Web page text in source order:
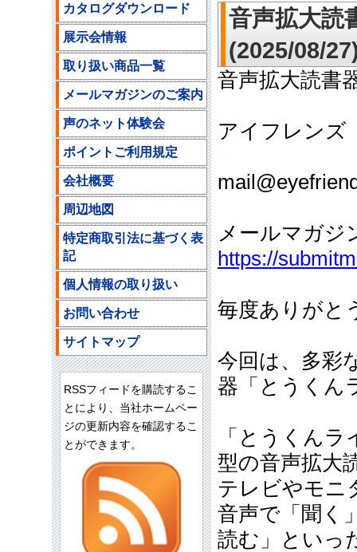
音声拡大読
(2025/08/
音声拡大読書
アイフレン
メールマガジ
https://
毎度ありがと
今回は、多彩
器「とうくん
「とうくん
型の音声拡大
テレビやモニ
音声で「聞く
読む」といっ
カタログダウンロード
展示会情報
取り扱い商品一覧
メールマガジンのご案内
声のネット体験会
ポイントご利用規定
会社概要
周辺地図
特定商取引法に基づく表
記
個人情報の取り扱い
お問い合わせ
サイトマップ
RSSフィードを購読するこ
とにより、当社ホームペー
ジの更新内容を確認するこ
とができます。